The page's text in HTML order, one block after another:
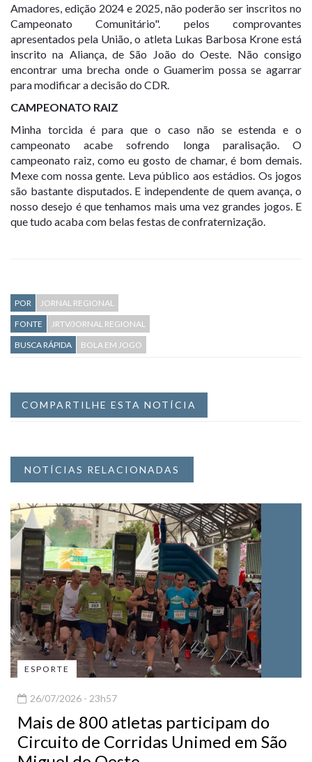
Amadores, edição 2024 e 2025, não poderão ser inscritos no
Campeonato Comunitário". pelos comprovantes
apresentados pela União, o atleta Lukas Barbosa Krone está
inscrito na Aliança, de São João do Oeste. Não consigo
encontrar uma brecha onde o Guamerim possa se agarrar
para modificar a decisão do CDR.
CAMPEONATO RAIZ
Minha torcida é para que o caso não se estenda e o
campeonato acabe sofrendo longa paralisação. O
campeonato raiz, como eu gosto de chamar, é bom demais.
Mexe com nossa gente. Leva público aos estádios. Os jogos
são bastante disputados. E independente de quem avança, o
nosso desejo é que tenhamos mais uma vez grandes jogos. E
que tudo acaba com belas festas de confraternização.
POR
JORNAL REGIONAL
FONTE
JRTV/JORNAL REGIONAL
BUSCA RÁPIDA
BOLA EM JOGO
COMPARTILHE ESTA NOTÍCIA
NOTÍCIAS RELACIONADAS
ESPORTE
26/07/2026 - 23h57
Mais de 800 atletas participam do
Circuito de Corridas Unimed em São